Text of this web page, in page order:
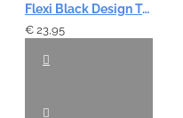
Flexi Black Design Tape L 5m - Zwart
€ 23,95